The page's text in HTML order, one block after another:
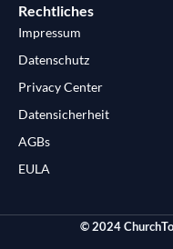
Rechtliches
Impressum
Datenschutz
Privacy Center
Datensicherheit
AGBs
EULA
© 2024